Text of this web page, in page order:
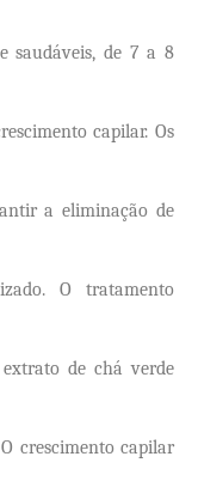
saudáveis, de 7 a 8
capilar. Os
a eliminação de
O tratamento
de chá verde
crescimento capilar